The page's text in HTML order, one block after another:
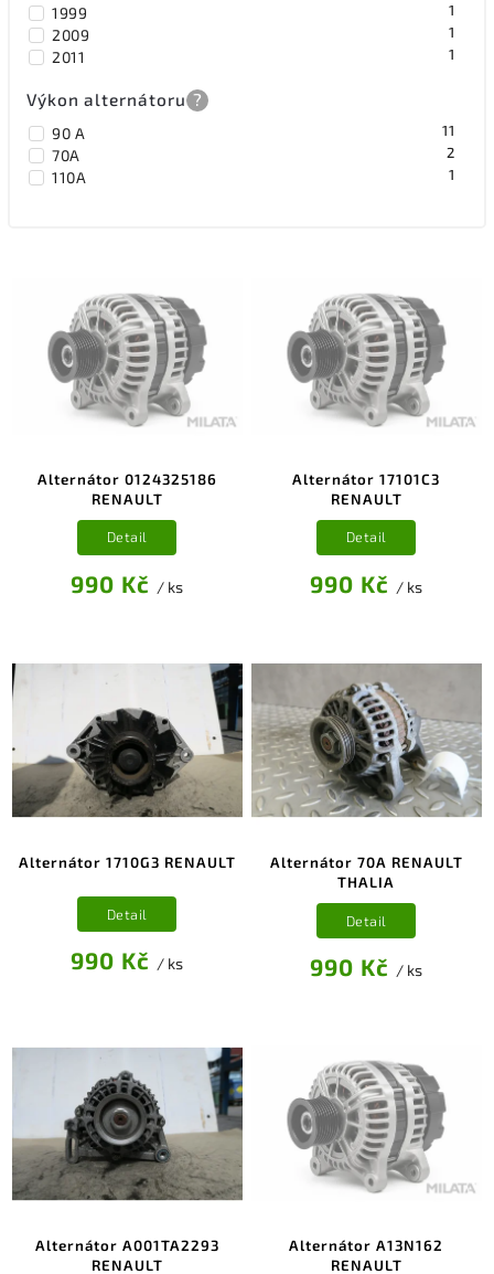
1999 1
2009 1
2011 1
Výkon alternátoru ?
90 A 11
70A 2
110A 1
Alternátor 0124325186
RENAULT
990 Kč / ks
Detail
Alternátor 17101C3
RENAULT
990 Kč / ks
Detail
Alternátor 1710G3 RENAULT
990 Kč / ks
Detail
Alternátor 70A RENAULT
THALIA
990 Kč / ks
Detail
Alternátor A001TA2293
RENAULT
Alternátor A13N162
RENAULT